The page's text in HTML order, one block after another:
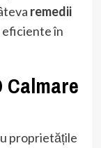
remedii
în
Calmare
proprietățile